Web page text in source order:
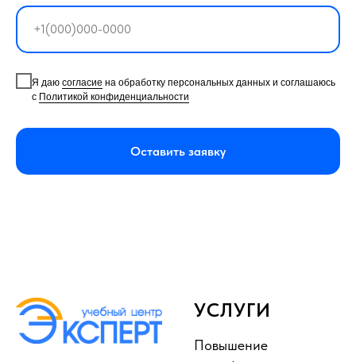
Я даю согласие на обработку персональных данных и соглашаюсь
с Политикой конфиденциальности
Оставить заявку
УСЛУГИ
Повышение